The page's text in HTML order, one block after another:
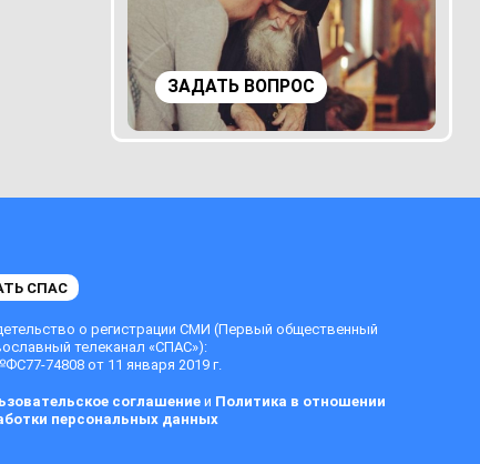
ЗАДАТЬ ВОПРОС
СПАС
о регистрации СМИ (Первый общественный
телеканал «СПАС»):
74808 от 11 января 2019 г.
соглашениеи Политика в отношении
персональных данных